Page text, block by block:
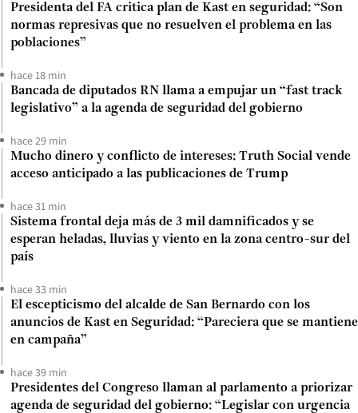
Presidenta del FA critica plan de Kast en seguridad: “Son
normas represivas que no resuelven el problema en las
poblaciones”
hace 18 min
Bancada de diputados RN llama a empujar un “fast track
legislativo” a la agenda de seguridad del gobierno
hace 29 min
Mucho dinero y conflicto de intereses: Truth Social vende
acceso anticipado a las publicaciones de Trump
hace 31 min
Sistema frontal deja más de 3 mil damnificados y se
esperan heladas, lluvias y viento en la zona centro-sur del
país
hace 33 min
El escepticismo del alcalde de San Bernardo con los
anuncios de Kast en Seguridad: “Pareciera que se mantiene
en campaña”
hace 39 min
Presidentes del Congreso llaman al parlamento a priorizar
agenda de seguridad del gobierno: “Legislar con urgencia